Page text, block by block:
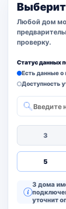
Любой дом
проверку.
Статус данных
Есть данные о
Доступность
3
5
3 дома
уточнит